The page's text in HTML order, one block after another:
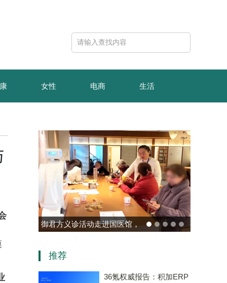
女性 电商 生活
玻色量子完成10亿元B轮融
算机赛道唯一代表！
推荐
36氪权威报告：积加ERP